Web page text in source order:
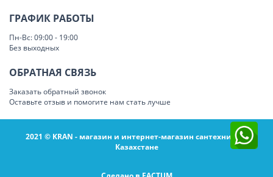
ГРАФИК РАБОТЫ
Пн-Вс: 09:00 - 19:00
Без выходных
ОБРАТНАЯ СВЯЗЬ
Заказать обратный звонок
Оставьте отзыв и помогите нам стать лучше
2021 © KRAN - магазин и интернет-магазин сантехники в
Казахстане